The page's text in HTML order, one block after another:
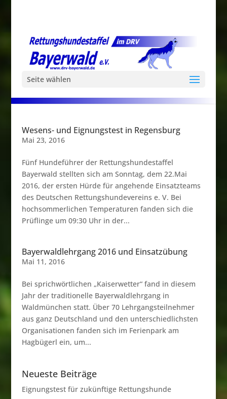
Seite wählen
Wesens- und Eignungstest in Regensburg
Mai 23, 2016
Fünf Hundeführer der Rettungshundestaffel
Bayerwald stellten sich am Sonntag, dem 22.Mai
2016, der ersten Hürde für angehende Einsatzteams
des Deutschen Rettungshundevereins e. V. Bei
hochsommerlichen Temperaturen fanden sich die
Prüflinge um 09:30 Uhr in der...
Bayerwaldlehrgang 2016 und Einsatzübung
Mai 11, 2016
Bei sprichwörtlichen „Kaiserwetter“ fand in diesem
Jahr der traditionelle Bayerwaldlehrgang in
Waldmünchen statt. Über 70 Lehrgangsteilnehmer
aus ganz Deutschland und den unterschiedlichsten
Organisationen fanden sich im Ferienpark am
Hagbügerl ein, um...
Neueste Beiträge
Eignungstest für zukünftige Rettungshunde